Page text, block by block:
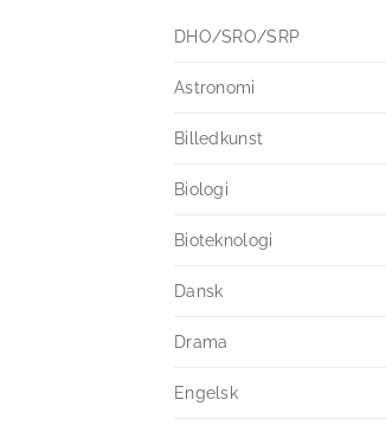
DHO/SRO/SRP
Astronomi
Billedkunst
Biologi
Bioteknologi
Dansk
Drama
Engelsk